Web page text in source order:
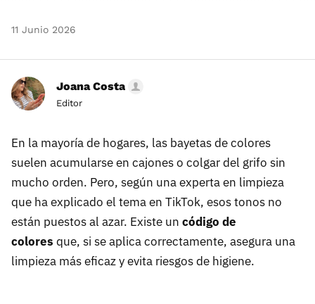
11 Junio 2026
Joana Costa
Editor
En la mayoría de hogares, las bayetas de colores
suelen acumularse en cajones o colgar del grifo sin
mucho orden. Pero, según una experta en limpieza
que ha explicado el tema en TikTok, esos tonos no
están puestos al azar. Existe un código de
colores que, si se aplica correctamente, asegura una
limpieza más eficaz y evita riesgos de higiene.